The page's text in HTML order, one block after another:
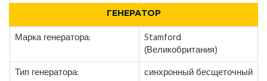
ГЕНЕРАТОР
Марка генератора:
Stamford
(Великобритания)
Тип генератора:
синхронный бесщеточный